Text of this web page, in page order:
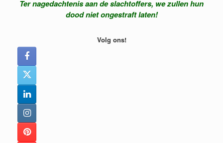
Ter nagedachtenis aan de slachtoffers, we zullen hun
dood niet ongestraft laten!
Volg ons!